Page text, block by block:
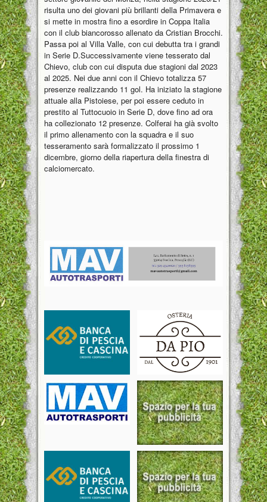
risulta uno dei giovani più brillanti della Primavera e
si mette in mostra fino a esordire in Coppa Italia
con il club biancorosso allenato da Cristian Brocchi.
Passa poi al Villa Valle, con cui debutta tra i grandi
in Serie D.Successivamente viene tesserato dal
Chievo, club con cui disputa due stagioni dal 2023
al 2025. Nei due anni con il Chievo totalizza 57
presenze realizzando 11 gol. Ha iniziato la stagione
attuale alla Pistoiese, per poi essere ceduto in
prestito al Tuttocuoio in Serie D, dove fino ad ora
ha collezionato 12 presenze. Colferai ha già svolto
il primo allenamento con la squadra e il suo
tesseramento sarà formalizzato il prossimo 1
dicembre, giorno della riapertura della finestra di
calciomercato.